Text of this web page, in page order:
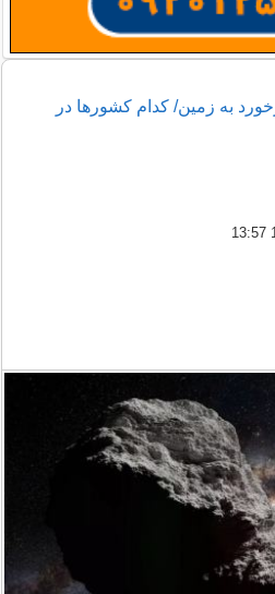
به زمین/ کدام کشورها در